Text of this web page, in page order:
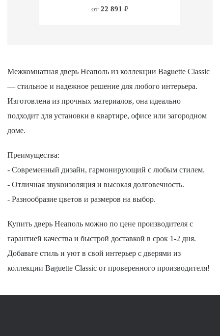
от 22 891 ₽
Межкомнатная дверь Неаполь из коллекции Baguette Classic
— стильное и надежное решение для любого интерьера.
Изготовлена из прочных материалов, она идеально
подходит для установки в квартире, офисе или загородном
доме.
Преимущества:
- Современный дизайн, гармонирующий с любым стилем.
- Отличная звукоизоляция и высокая долговечность.
- Разнообразие цветов и размеров на выбор.
Купить дверь Неаполь можно по цене производителя с
гарантией качества и быстрой доставкой в срок 1-2 дня.
Добавьте стиль и уют в свой интерьер с дверями из
коллекции Baguette Classic от проверенного производителя!